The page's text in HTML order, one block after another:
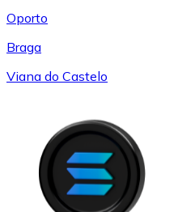
Oporto
Braga
Viana do Castelo